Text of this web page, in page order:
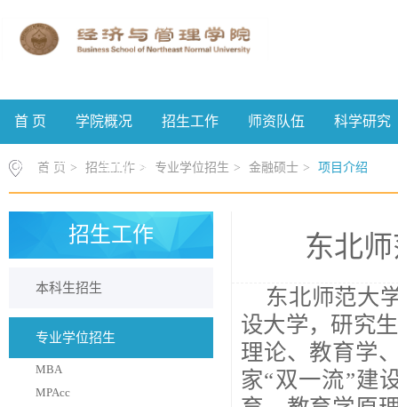
首 页 学院概况 招生工作 师资队伍 科学研究
校友工作 案例中心
首 页 > 招生工作 > 专业学位招生 > 金融硕士 > 项目介绍
招生工作
本科生招生
专业学位招生
MBA
MPAcc
东北
东北师范大
设大学，研究
理论、教育学
家“双一流”建